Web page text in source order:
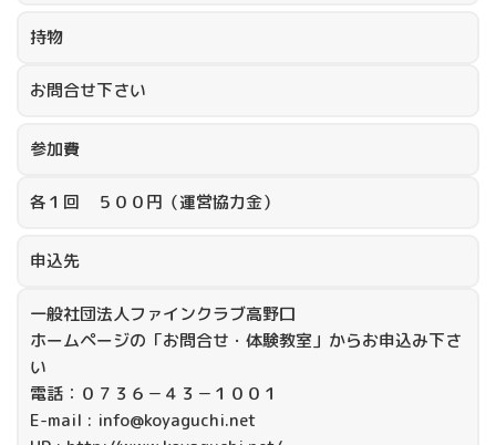
持物
お問合せ下さい
参加費
各１回 ５００円（運営協力金）
申込先
一般社団法人ファインクラブ高野口
ホームページの「お問合せ・体験教室」からお申込み下さ
い
電話：０７３６－４３－１００１
E-mail : info@koyaguchi.net